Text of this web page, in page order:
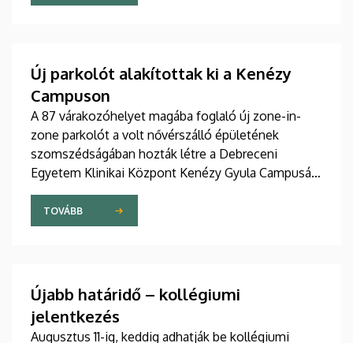
ünnepélyes keretek között az Elnöki Hivatalban.
Új parkolót alakítottak ki a Kenézy
Campuson
A 87 várakozóhelyet magába foglaló új zone-in-
zone parkolót a volt nővérszálló épületének
szomszédságában hozták létre a Debreceni
Egyetem Klinikai Központ Kenézy Gyula Campusán.
Az új területet várhatóan augusztusban nyitják meg
a járművek előtt.
TOVÁBB
Újabb határidő – kollégiumi
jelentkezés
Augusztus 11-ig, keddig adhatják be kollégiumi